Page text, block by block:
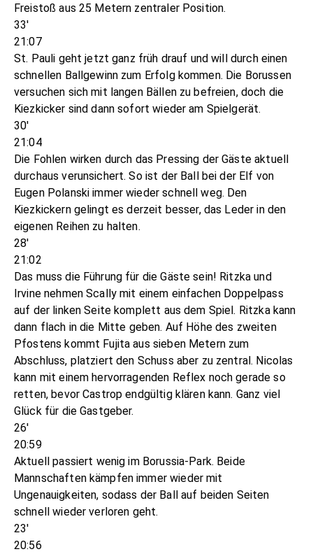
Freistoß aus 25 Metern zentraler Position.
33'
21:07
St. Pauli geht jetzt ganz früh drauf und will durch einen
schnellen Ballgewinn zum Erfolg kommen. Die Borussen
versuchen sich mit langen Bällen zu befreien, doch die
Kiezkicker sind dann sofort wieder am Spielgerät.
30'
21:04
Die Fohlen wirken durch das Pressing der Gäste aktuell
durchaus verunsichert. So ist der Ball bei der Elf von
Eugen Polanski immer wieder schnell weg. Den
Kiezkickern gelingt es derzeit besser, das Leder in den
eigenen Reihen zu halten.
28'
21:02
Das muss die Führung für die Gäste sein! Ritzka und
Irvine nehmen Scally mit einem einfachen Doppelpass
auf der linken Seite komplett aus dem Spiel. Ritzka kann
dann flach in die Mitte geben. Auf Höhe des zweiten
Pfostens kommt Fujita aus sieben Metern zum
Abschluss, platziert den Schuss aber zu zentral. Nicolas
kann mit einem hervorragenden Reflex noch gerade so
retten, bevor Castrop endgültig klären kann. Ganz viel
Glück für die Gastgeber.
26'
20:59
Aktuell passiert wenig im Borussia-Park. Beide
Mannschaften kämpfen immer wieder mit
Ungenauigkeiten, sodass der Ball auf beiden Seiten
schnell wieder verloren geht.
23'
20:56